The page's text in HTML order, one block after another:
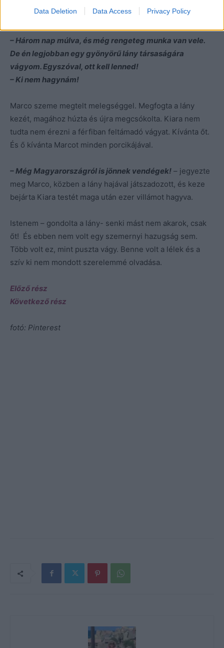
Data Deletion Data Access Privacy Policy
– Ez fantasztikus. Mikor lesz?
– Három nap múlva, és még rengeteg munka van vele.
De én legjobban egy gyönyörű lány társaságára
vágyom. Egyszóval, ott kell lenned!
– Ki nem hagynám!
Marco szeme megtelt melegséggel. Megfogta a lány
kezét, magához húzta és újra megcsókolta. Kiara nem
tudta nem érezni a férfiban feltámadó vágyat. Kívánta őt.
És ő kívánta Marcot minden porcikájával.
– Még Magyarországról is jönnek vendégek! – jegyezte
meg Marco, közben a lány hajával játszadozott, és keze
bejárta Kiara testét maga után ezer villámot hagyva.
Istenem – gondolta a lány- senki mást nem akarok, csak
őt! És ebben nem volt egy szemernyi hazugság sem.
Több volt ez, mint puszta vágy. Benne volt a lélek és a
szív ki nem mondott szerelemmé olvadása.
Előző rész
Következő rész
fotó: Pinterest